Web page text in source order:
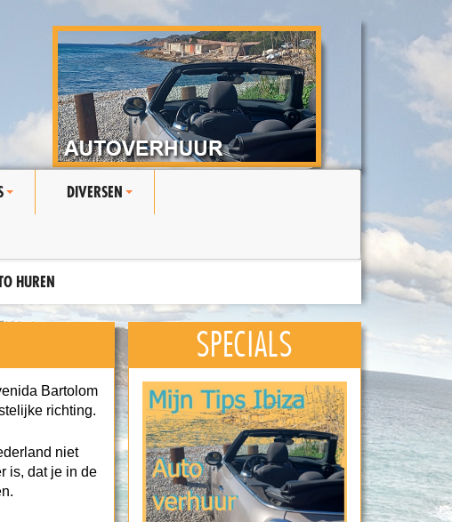
DIVERSEN
HUREN
Bartolom
richting.
niet
is, dat je in de
SPECIALS